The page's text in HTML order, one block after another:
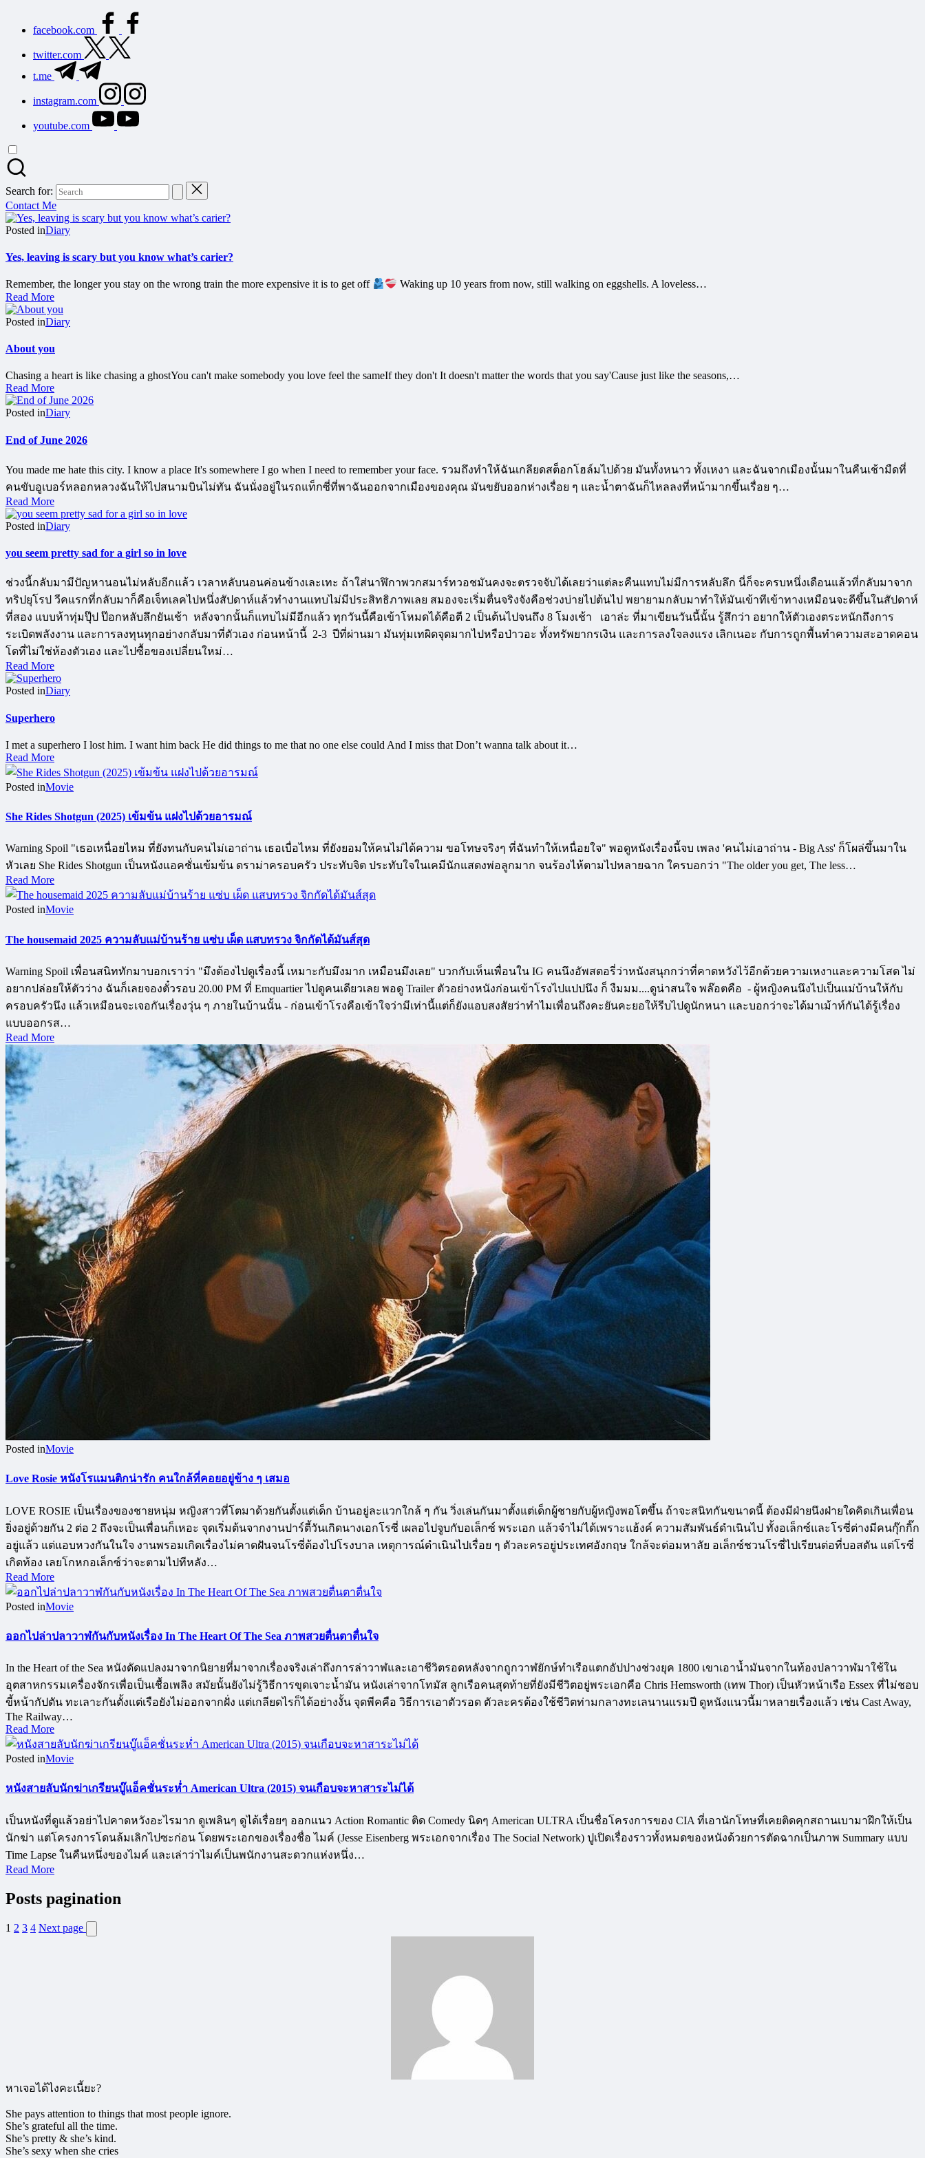
facebook.com
twitter.com
t.me
instagram.com
youtube.com
Search for:
Contact Me
Posted inDiary
Yes, leaving is scary but you know what’s carier?
Remember, the longer you stay on the wrong train the more expensive it is to get off
Waking up 10 years from now, still walking on eggshells. A loveless…
Read More
Posted inDiary
About you
Chasing a heart is like chasing a ghostYou can't make somebody you love feel the sameIf they don't It doesn't matter the words that you say'Cause just like the seasons,…
Read More
Posted inDiary
End of June 2026
You made me hate this city. I know a place It's somewhere I go when I need to remember your face. รวมถึงทำให้ฉันเกลียดสต็อกโฮล์มไปด้วย มันทั้งหนาว ทั้งเหงา และฉันจากเมืองนั้นมาในคืนเช้ามืดที่
คนขับอูเบอร์หลอกหลวงฉันให้ไปสนามบินไม่ทัน ฉันนั่งอยู่ในรถแท็กซี่ที่พาฉันออกจากเมืองของคุณ มันขยับออกห่างเรื่อย ๆ และน้ำตาฉันก็ไหลลงที่หน้ามากขึ้นเรื่อย ๆ…
Read More
Posted inDiary
you seem pretty sad for a girl so in love
ช่วงนี้กลับมามีปัญหานอนไม่หลับอีกแล้ว เวลาหลับนอนค่อนข้างเละเทะ ถ้าใส่นาฬิกาพวกสมาร์ทวอชมันคงจะตรวจจับได้เลยว่าแต่ละคืนแทบไม่มีการหลับลึก นี่ก็จะครบหนึ่งเดือนแล้วที่กลับมาจาก
ทริปยุโรป วีคแรกที่กลับมาก็คือเจ็ทเลคไปหนึ่งสัปดาห์แล้วทำงานแทบไม่มีประสิทธิภาพเลย สมองจะเริ่มตื่นจริงจังคือช่วงบ่ายไปต้นไป พยายามกลับมาทำให้มันเข้าทีเข้าทางเหมือนจะดีขึ้นในสัปดาห์
ที่สอง แบบห้าทุ่มปุ๊ป ป๊อกหลับลึกยันเช้า หลังจากนั้นก็แทบไม่มีอีกแล้ว ทุกวันนี้คือเข้าโหมดได้คือตี 2 เป็นต้นไปจนถึง 8 โมงเช้า เอาล่ะ ที่มาเขียนวันนี้นั้น รู้สึกว่า อยากให้ตัวเองตระหนักถึงการ
ระเบิดพลังงาน และการลงทุนทุกอย่างกลับมาที่ตัวเอง ก่อนหน้านี้ 2-3 ปีที่ผ่านมา มันทุ่มเทผิดจุดมากไปหรือป่าวอะ ทั้งทรัพยากรเงิน และการลงใจลงแรง เลิกเนอะ กับการถูกพื้นทำความสะอาดคอน
โดที่ไม่ใช่ห้องตัวเอง และไปซื้อของเปลี่ยนใหม่…
Read More
Posted inDiary
Superhero
I met a superhero I lost him. I want him back He did things to me that no one else could And I miss that Don’t wanna talk about it…
Read More
Posted inMovie
She Rides Shotgun (2025) เข้มข้น แฝงไปด้วยอารมณ์
Warning Spoil "เธอเหนื่อยไหม ที่ยังทนกับคนไม่เอาถ่าน เธอเบื่อไหม ที่ยังยอมให้คนไม่ได้ความ ขอโทษจริงๆ ที่ฉันทำให้เหนื่อยใจ" พอดูหนังเรื่องนี้จบ เพลง 'คนไม่เอาถ่าน - Big Ass' ก็โผล่ขึ้นมาใน
หัวเลย She Rides Shotgun เป็นหนังแอคชั่นเข้มข้น ดราม่าครอบครัว ประทับจิต ประทับใจในเคมีนักแสดงพ่อลูกมาก จนร้องไห้ตามไปหลายฉาก ใครบอกว่า "The older you get, The less…
Read More
Posted inMovie
The housemaid 2025 ความลับแม่บ้านร้าย แซ่บ เผ็ด แสบทรวง จิกกัดได้มันส์สุด
Warning Spoil เพื่อนสนิททักมาบอกเราว่า "มึงต้องไปดูเรื่องนี้ เหมาะกับมึงมาก เหมือนมึงเลย" บวกกับเห็นเพื่อนใน IG คนนึงอัพสตอรี่ว่าหนังสนุกกว่าที่คาดหวังไว้อีกด้วยความเหงาและความโสด ไม่
อยากปล่อยให้ตัวว่าง ฉันก็เลยจองตั๋วรอบ 20.00 PM ที่ Emquartier ไปดูคนเดียวเลย พอดู Trailer ตัวอย่างหนังก่อนเข้าโรงไปแปปนึง ก็ งืมมม....ดูน่าสนใจ พล๊อตคือ - ผู้หญิงคนนึงไปเป็นแม่บ้านให้กับ
ครอบครัวนึง แล้วเหมือนจะเจอกันเรื่องวุ่น ๆ ภายในบ้านนั้น - ก่อนเข้าโรงคือเข้าใจว่ามีเท่านี้แต่ก็ยังแอบสงสัยว่าทำไมเพื่อนถึงคะยันคะยอให้รีบไปดูนักหนา และบอกว่าจะได้มาเม้าท์กันได้รู้เรื่อง
แบบออกรส…
Read More
Posted inMovie
Love Rosie หนังโรแมนติกน่ารัก คนใกล้ที่คอยอยู่ข้าง ๆ เสมอ
LOVE ROSIE เป็นเรื่องของชายหนุ่ม หญิงสาวที่โตมาด้วยกันตั้งแต่เด็ก บ้านอยู่ละแวกใกล้ ๆ กัน วิ่งเล่นกันมาตั้งแต่เด็กผู้ชายกับผู้หญิงพอโตขึ้น ถ้าจะสนิทกันขนาดนี้ ต้องมีฝ่ายนึงฝ่ายใดคิดเกินเพื่อน
ยิ่งอยู่ด้วยกัน 2 ต่อ 2 ถึงจะเป็นเพื่อนก็เหอะ จุดเริ่มต้นจากงานปาร์ตี้วันเกิดนางเอกโรซี่ เผลอไปจูบกับอเล็กซ์ พระเอก แล้วจำไม่ได้เพราะแฮ้งค์ ความสัมพันธ์ดำเนินไป ทั้งอเล็กซ์และโรซี่ต่างมีคนกุ๊กกิ๊ก
อยู่แล้ว แต่แอบหวงกันในใจ งานพรอมเกิดเรื่องไม่คาดฝันจนโรซี่ต้องไปโรงบาล เหตุการณ์ดำเนินไปเรื่อย ๆ ตัวละครอยู่ประเทศอังกฤษ ใกล้จะต่อมหาลัย อเล็กซ์ชวนโรซี่ไปเรียนต่อที่บอสตัน แต่โรซี่
เกิดท้อง เลยโกหกอเล็กซ์ว่าจะตามไปทีหลัง…
Read More
Posted inMovie
ออกไปล่าปลาวาฬกันกับหนังเรื่อง In The Heart Of The Sea ภาพสวยตื่นตาตื่นใจ
In the Heart of the Sea หนังดัดแปลงมาจากนิยายที่มาจากเรื่องจริงเล่าถึงการล่าวาฬและเอาชีวิตรอดหลังจากถูกวาฬยักษ์ทำเรือแตกอัปปางช่วงยุค 1800 เขาเอาน้ำมันจากในท้องปลาวาฬมาใช้ใน
อุตสาหกรรมเครื่องจักรเพื่อเป็นเชื้อเพลิง สมัยนั้นยังไม่รู้วิธีการขุดเจาะน้ำมัน หนังเล่าจากโทมัส ลูกเรือคนสุดท้ายที่ยังมีชีวิตอยู่พระเอกคือ Chris Hemsworth (เทพ Thor) เป็นหัวหน้าเรือ Essex ที่ไม่ชอบ
ขี้หน้ากัปตัน ทะเลาะกันตั้งแต่เรือยังไม่ออกจากฝั่ง แต่เกลียดไรก็ได้อย่างงั้น จุดพีคคือ วิธีการเอาตัวรอด ตัวละครต้องใช้ชีวิตท่ามกลางทะเลนานแรมปี ดูหนังแนวนี้มาหลายเรื่องแล้ว เช่น Cast Away,
The Railway…
Read More
Posted inMovie
หนังสายลับนักฆ่าเกรียนบู๊แอ็คชั่นระห่ำ American Ultra (2015) จนเกือบจะหาสาระไม่ได้
เป็นหนังที่ดูแล้วอย่าไปคาดหวังอะไรมาก ดูเพลินๆ ดูได้เรื่อยๆ ออกแนว Action Romantic ติด Comedy นิดๆ American ULTRA เป็นชื่อโครงการของ CIA ที่เอานักโทษที่เคยติดคุกสถานเบามาฝึกให้เป็น
นักฆ่า แต่โครงการโดนล้มเลิกไปซะก่อน โดยพระเอกของเรื่องชื่อ ไมค์ (Jesse Eisenberg พระเอกจากเรื่อง The Social Network) ปูเปิดเรื่องราวทั้งหมดของหนังด้วยการตัดฉากเป็นภาพ Summary แบบ
Time Lapse ในคืนหนึ่งของไมค์ และเล่าว่าไมค์เป็นพนักงานสะดวกแห่งหนึ่ง…
Read More
Posts pagination
1 2 3 4 Next page
หาเจอได้ไงคะเนี้ยะ?
She pays attention to things that most people ignore.
She’s grateful all the time.
She’s pretty & she’s kind.
She’s sexy when she cries